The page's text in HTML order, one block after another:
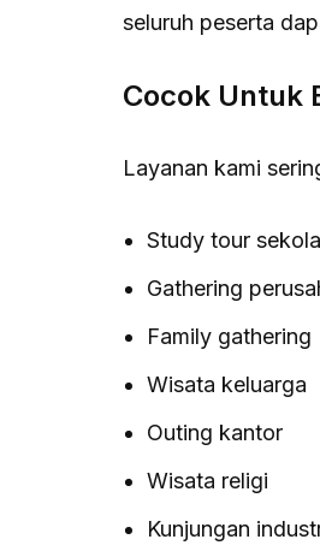
seluruh peserta
Cocok Untuk
Layanan kami
Study tour
Gathering
Family gathering
Wisata keluarga
Outing kantor
Wisata religi
Kunjungan